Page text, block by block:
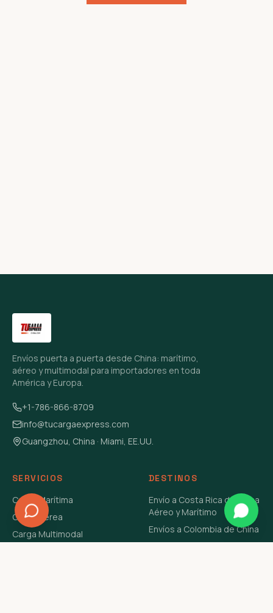
Envíos puerta a puerta desde China: marítimo,
aéreo y multimodal para importadores en toda
América y Europa.
+1-786-866-8709
info@tucargaexpress.com
Guangzhou, China · Miami, EE.UU.
SERVICIOS
Carga Marítima
Carga Aérea
Carga Multimodal
DESTINOS
Envío a Costa Rica de China
Aéreo y Marítimo
Envíos a Colombia de China